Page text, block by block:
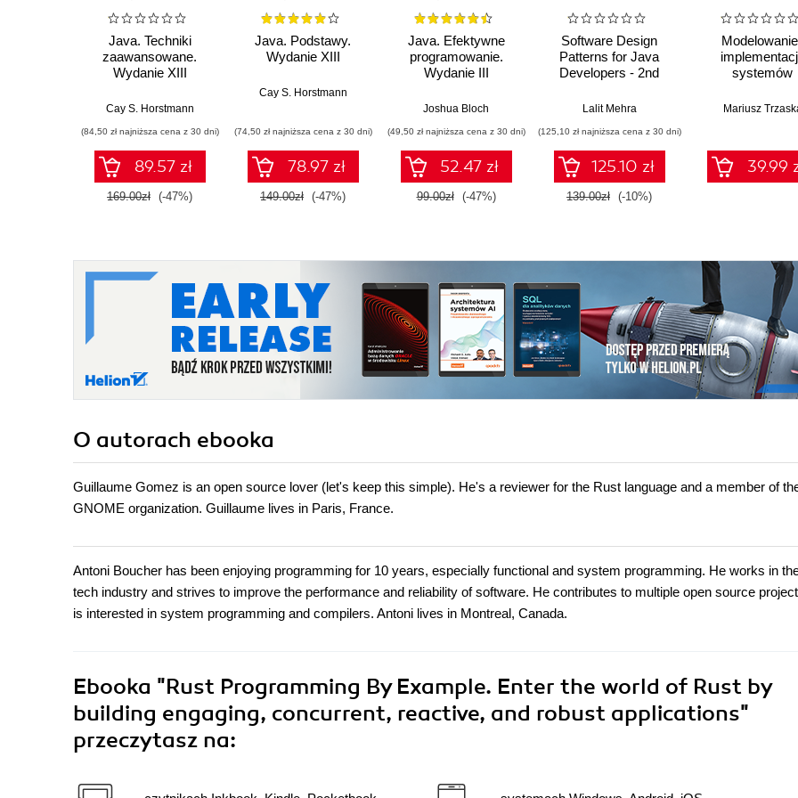
Java. Techniki
zaawansowane.
Wydanie XIII
Cay S. Horstmann
(84,50 zł najniższa cena z 30 dni)
89.57 zł
169.00zł (-47%)
Java. Podstawy.
Wydanie XIII
Cay S. Horstmann
(74,50 zł najniższa cena z 30 dni)
78.97 zł
149.00zł (-47%)
Java. Efektywne
programowanie.
Wydanie III
Joshua Bloch
(49,50 zł najniższa cena z 30 dni)
52.47 zł
99.00zł (-47%)
Software Design
Patterns for Java
Developers - 2nd
Lalit Mehra
(125,10 zł najniższa cena z 30 dni)
125.10 zł
139.00zł (-10%)
systemów
Mariusz
39.99
O autorach ebooka
Guillaume Gomez is an open source lover (let's keep this simple). He's a reviewer for the Rust language and a member of
GNOME organization. Guillaume lives in Paris, France.
Antoni Boucher has been enjoying programming for 10 years, especially functional and system programming. He works in
tech industry and strives to improve the performance and reliability of software. He contributes to multiple open source
is interested in system programming and compilers. Antoni lives in Montreal, Canada.
Ebooka "Rust Programming By Example. Enter the world of Rust by
building engaging, concurrent, reactive, and robust applications"
przeczytasz na: